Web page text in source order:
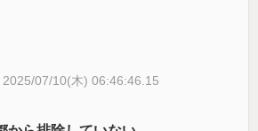
2025/07/10(木) 06:46:46.15